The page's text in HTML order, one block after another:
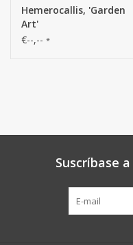
Hemerocallis, 'Garden
Art'
€--,-- *
Suscríbase